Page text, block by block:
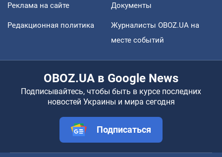
Реклама на сайте Документы
Редакционная политика
Журналисты OBOZ.UA на
месте событий
OBOZ.UA в Google News
Подписывайтесь, чтобы быть в курсе последних
новостей Украины и мира сегодня
Подписаться